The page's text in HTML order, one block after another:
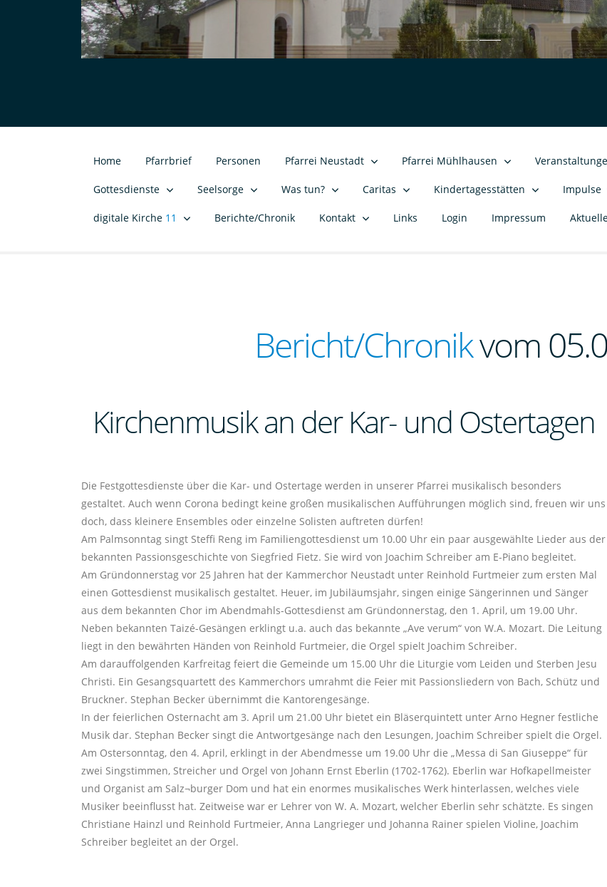
Home Pfarrbrief Personen Pfarrei Neustadt Pfarrei Mühlhausen
Gottesdienste Seelsorge Was tun? Caritas Kindertagesstätten Impulse
digitale Kirche 11 Berichte/Chronik Kontakt Links Login Impressum
Bericht/Chronikvom
Kirchenmusik an der Kar- und Ostertagen
Die Festgottesdienste über die Kar- und Ostertage werden in unserer Pfarrei musikalisch besonders
gestaltet. Auch wenn Corona bedingt keine großen musikalischen Aufführungen möglich sind, freuen wir uns
doch, dass kleinere Ensembles oder einzelne Solisten auftreten dürfen!
Am Palmsonntag singt Steffi Reng im Familiengottesdienst um 10.00 Uhr ein paar ausgewählte Lieder aus der
bekannten Passionsgeschichte von Siegfried Fietz. Sie wird von Joachim Schreiber am E-Piano begleitet.
Am Gründonnerstag vor 25 Jahren hat der Kammerchor Neustadt unter Reinhold Furtmeier zum ersten Mal
einen Gottesdienst musikalisch gestaltet. Heuer, im Jubiläumsjahr, singen einige Sängerinnen und Sänger
aus dem bekannten Chor im Abendmahls-Gottesdienst am Gründonnerstag, den 1. April, um 19.00 Uhr.
Neben bekannten Taizé-Gesängen erklingt u.a. auch das bekannte „Ave verum“ von W.A. Mozart. Die Leitung
liegt in den bewährten Händen von Reinhold Furtmeier, die Orgel spielt Joachim Schreiber.
Am darauffolgenden Karfreitag feiert die Gemeinde um 15.00 Uhr die Liturgie vom Leiden und Sterben Jesu
Christi. Ein Gesangsquartett des Kammerchors umrahmt die Feier mit Passionsliedern von Bach, Schütz und
Bruckner. Stephan Becker übernimmt die Kantorengesänge.
In der feierlichen Osternacht am 3. April um 21.00 Uhr bietet ein Bläserquintett unter Arno Hegner festliche
Musik dar. Stephan Becker singt die Antwortgesänge nach den Lesungen, Joachim Schreiber spielt die Orgel.
Am Ostersonntag, den 4. April, erklingt in der Abendmesse um 19.00 Uhr die „Messa di San Giuseppe“ für
zwei Singstimmen, Streicher und Orgel von Johann Ernst Eberlin (1702-1762). Eberlin war Hofkapellmeister
und Organist am Salz¬burger Dom und hat ein enormes musikalisches Werk hinterlassen, welches viele
Musiker beeinflusst hat. Zeitweise war er Lehrer von W. A. Mozart, welcher Eberlin sehr schätzte. Es singen
Christiane Hainzl und Reinhold Furtmeier, Anna Langrieger und Johanna Rainer spielen Violine, Joachim
Schreiber begleitet an der Orgel.